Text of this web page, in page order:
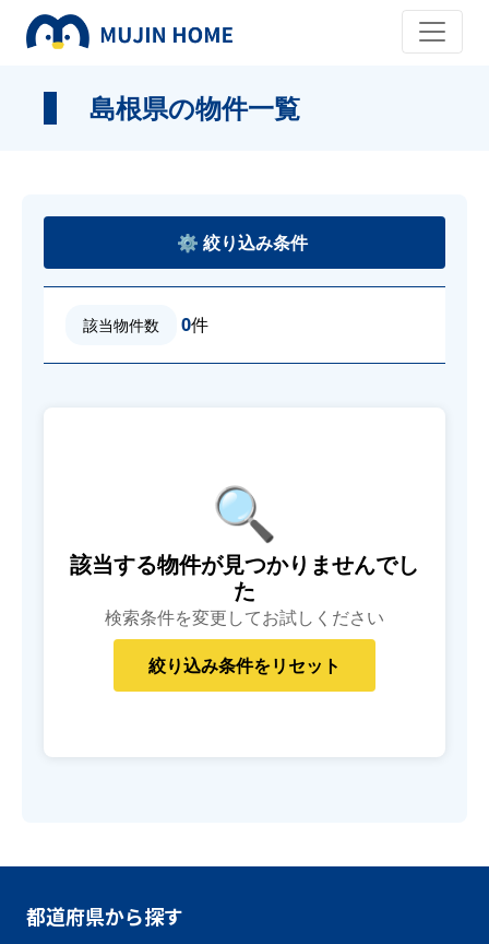
島根県の物件一覧
該当物件数 0件
🔍
該当する物件が見つかりませんでし
た
検索条件を変更してお試しください
都道府県から探す